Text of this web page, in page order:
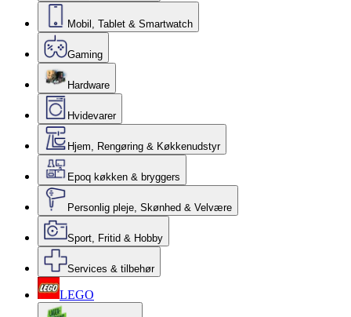
Mobil, Tablet & Smartwatch
Gaming
Hardware
Hvidevarer
Hjem, Rengøring & Køkkenudstyr
Epoq køkken & bryggers
Personlig pleje, Skønhed & Velvære
Sport, Fritid & Hobby
Services & tilbehør
LEGO